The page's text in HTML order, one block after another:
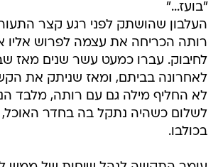
"בועז..."
העלבון שהושתק לפני רגע קצר
רותה הכריחה את עצמה לפרוש אליו
לחיבוק. עברו כמעט עשר שנים מאז
לאחרונה בביתם, ומאז שניתק את
לא החליף מילה גם עם רותה, מלבד
לשלום כשהיה נתקל בה בחדר האוכל,
בכולבו.